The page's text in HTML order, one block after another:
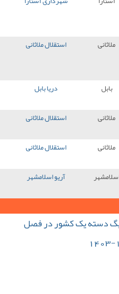
0 - 1
خلیج فارس بندر
2 - 0 استقلال ملاثانی
2 - 6 خیبر خرم آباد
1 - 0 مس شهربابک
0 - 0 استقلال ملاثانی